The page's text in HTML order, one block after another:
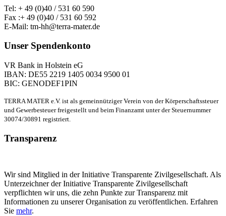
Tel: + 49 (0)40 / 531 60 590
Fax :+ 49 (0)40 / 531 60 592
E-Mail: tm-hh@terra-mater.de
Unser Spendenkonto
VR Bank in Holstein eG
IBAN: DE55 2219 1405 0034 9500 01
BIC: GENODEF1PIN
TERRA MATER e.V. ist als gemeinnütziger Verein von der Körperschaftssteuer
und Gewerbesteuer freigestellt und beim Finanzamt unter der Steuernummer
30074/30891 registriert.
Transparenz
Wir sind Mitglied in der Initiative Transparente Zivilgesellschaft. Als
Unterzeichner der Initiative Transparente Zivilgesellschaft
verpflichten wir uns, die zehn Punkte zur Transparenz mit
Informationen zu unserer Organisation zu veröffentlichen. Erfahren
Sie mehr.